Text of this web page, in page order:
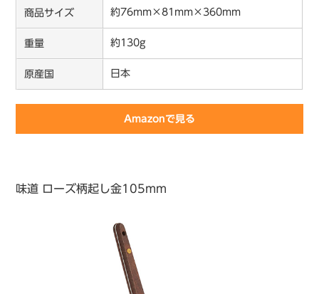
商品サイズ 約76mm×81mm×360mm
重量 約130g
原産国 日本
Amazonで見る
味道 ローズ柄起し金105mm